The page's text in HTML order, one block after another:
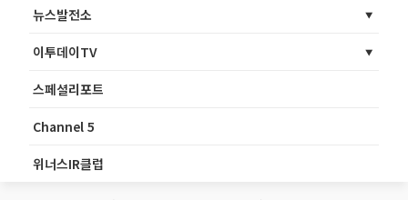
뉴스발전소
이투데이TV
스페셜리포트
Channel 5
위너스IR클럽